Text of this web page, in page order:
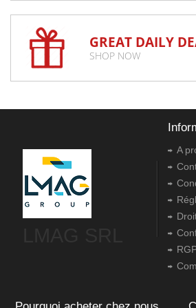
GREAT DAILY
SHOP NOW
A